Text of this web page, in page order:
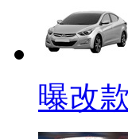
曝改